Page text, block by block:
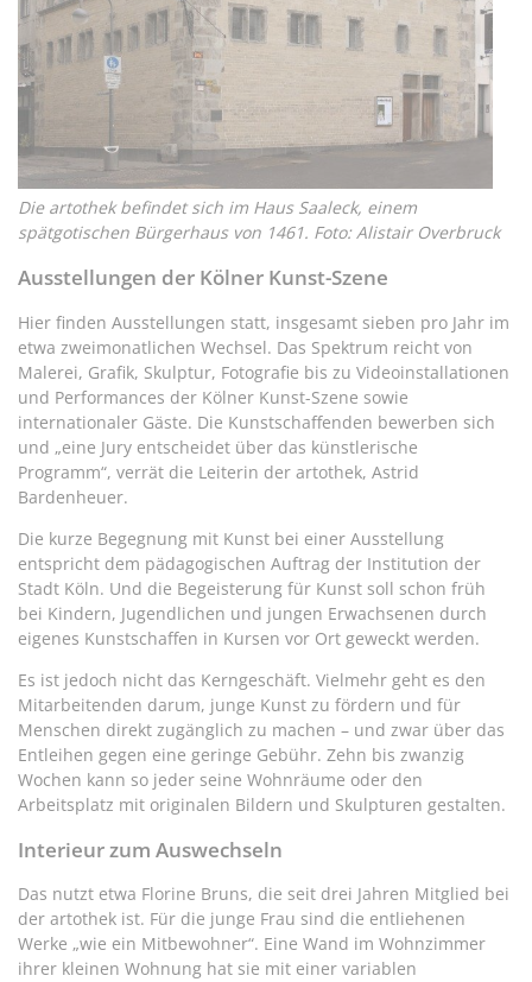
Die artothek befindet sich im Haus Saaleck, einem
spätgotischen Bürgerhaus von 1461. Foto: Alistair Overbruck
Ausstellungen der Kölner Kunst-Szene
Hier finden Ausstellungen statt, insgesamt sieben pro Jahr im
etwa zweimonatlichen Wechsel. Das Spektrum reicht von
Malerei, Grafik, Skulptur, Fotografie bis zu Videoinstallationen
und Performances der Kölner Kunst-Szene sowie
internationaler Gäste. Die Kunstschaffenden bewerben sich
und „eine Jury entscheidet über das künstlerische
Programm“, verrät die Leiterin der artothek, Astrid
Bardenheuer.
Die kurze Begegnung mit Kunst bei einer Ausstellung
entspricht dem pädagogischen Auftrag der Institution der
Stadt Köln. Und die Begeisterung für Kunst soll schon früh
bei Kindern, Jugendlichen und jungen Erwachsenen durch
eigenes Kunstschaffen in Kursen vor Ort geweckt werden.
Es ist jedoch nicht das Kerngeschäft. Vielmehr geht es den
Mitarbeitenden darum, junge Kunst zu fördern und für
Menschen direkt zugänglich zu machen – und zwar über das
Entleihen gegen eine geringe Gebühr. Zehn bis zwanzig
Wochen kann so jeder seine Wohnräume oder den
Arbeitsplatz mit originalen Bildern und Skulpturen gestalten.
Interieur zum Auswechseln
Das nutzt etwa Florine Bruns, die seit drei Jahren Mitglied bei
der artothek ist. Für die junge Frau sind die entliehenen
Werke „wie ein Mitbewohner“. Eine Wand im Wohnzimmer
ihrer kleinen Wohnung hat sie mit einer variablen